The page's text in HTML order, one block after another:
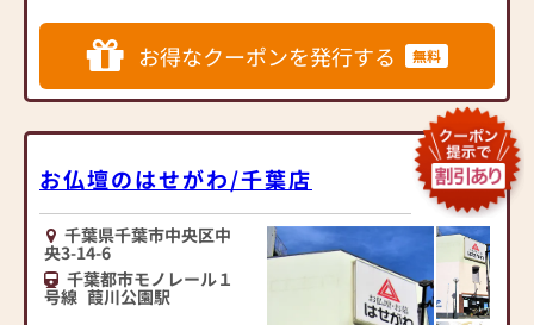
ルミエールオリジナルのお
仏壇やメディア採用実績の
ある商品を求め、東京・神
奈川・埼玉・静岡・山梨な
駅からの無料送迎も可能で
すのでお気軽にお申し付け
くださいませ。
ZOOMやLINEビデオなどの
オンラインツールを使用し
持いただいております。
■千葉でNo1の仏壇展示台
数 約200台
調仏壇やミニサイズの上置
き仏壇など、多岐にわたっ
て展示しています。
価格はお求めやすいお手頃
な価格から格式を感じる高
級な仏壇までご用意してあ
お得なクーポンを発行する 無料
お仏壇のはせがわ/千葉店
千葉県千葉市中央区中
央3-14-6
千葉都市モノレール１
号線 葭川公園駅